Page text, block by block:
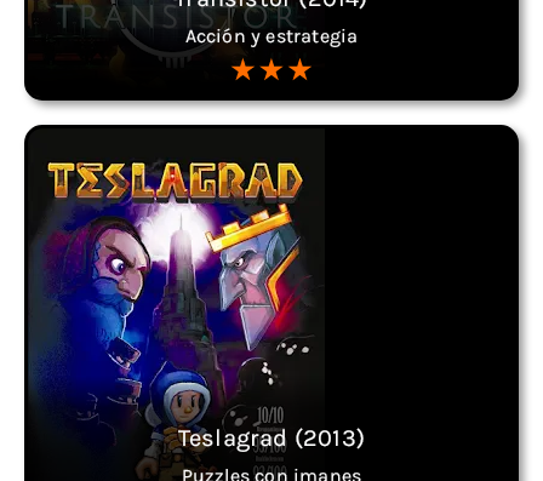
Acción y estrategia
Teslagrad (2013)
Puzzles con imanes